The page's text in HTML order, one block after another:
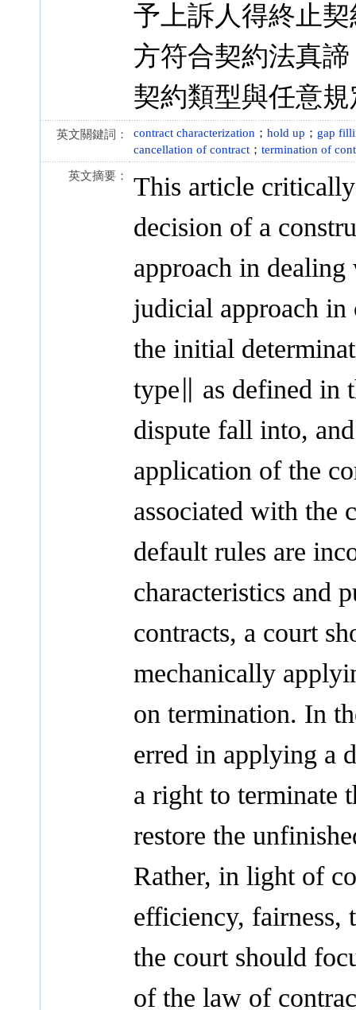
予上訴人得終止
方符合契約法真
契約類型與任意
英文關鍵詞： contract characterization ； hold up ； gap
cancellation of contract ； termination of
英文摘要：
This article critically
decision of a
approach in
judicial approach in
the initial
type∥ as defined in
dispute fall into,
application of the
associated with the
default rules are
characteristics and
contracts, a court
mechanically
on termination. In
erred in applying a
a right to terminate
restore the
Rather, in light of
efficiency, fairness,
the court should
of the law of